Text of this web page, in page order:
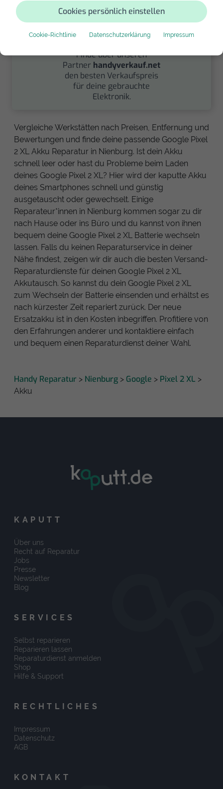
Cookies persönlich einstellen
Cookie-Richtlinie Datenschutzerklärung Impressum
Verkaufen
Finde über unseren
Partner handyverkauf.net
den besten Verkaufspreis
für deine gebrauchte
Elektronik.
Vergleiche Werkstätten nach Preisen, Entfernung und
Bewertungen und finde deine passende Google Pixel
2 XL Akku Reparatur in Nienburg. Ist dein Akku
schnell leer oder hast du Probleme beim Laden
deines Google Pixel 2 XL? Hier wird der kaputte Akku
deines Smartphones schnell und günstig
ausgetauscht oder gewechselt. Einige
Reparateur*innen in Nienburg kommen sogar zu dir
nach Hause oder ins Büro und du kannst von ihnen
bequem deine Google Pixel 2 XL Batterie wechseln
lassen. Falls du keinen Reparaturservice in deiner
Nähe findest, zeigen wir dir auch die besten Versand-
Reparaturdienste für deinen Google Pixel 2 XL
Akkutausch. So kannst du dein Google Pixel 2 XL
zum Wechseln der Batterie einsenden und erhältst es
nach kürzester Zeit repariert zurück. Der neue
Ersatzakku ist in den Kosten inbegriffen. Profitiere von
den Erfahrungen anderer und kontaktiere einfach
und bequem einen Reparaturdienst deiner Wahl.
Handy Reparatur > Nienburg > Google > Pixel 2 XL >
Akku
KAPUTT
Über uns
Recht auf Reparatur
Jobs
Presse
Newsletter
Blog
SERVICES
Selbst reparieren
Reparieren lassen
Reparaturdienst anmelden
Shop
Hilfe & Support
RECHTLICHES
Impressum
Datenschutz
AGB
KONTAKT